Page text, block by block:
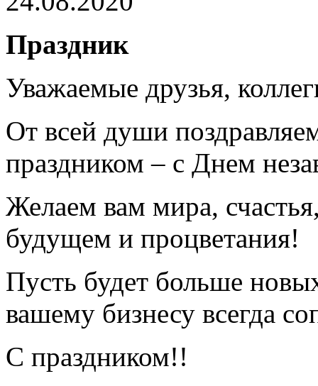
Праздник
Уважаемые друзья,
От всей души
праздником – с Днем
Желаем вам мира,
будущем и процветания!
Пусть будет больше
вашему бизнесу всегда
С праздником!!